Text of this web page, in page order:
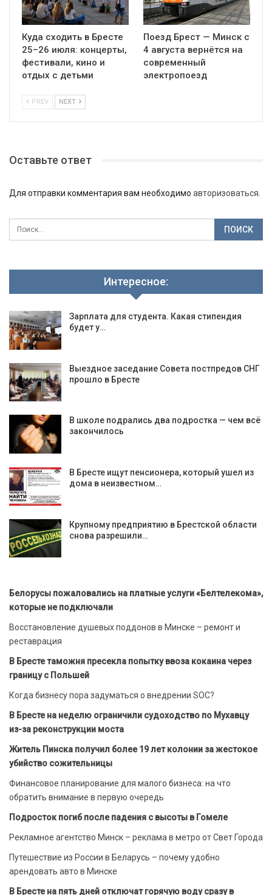
Куда сходить в Бресте
25–26 июля: концерты,
фестивали, кино и
отдых с детьми
Поезд Брест — Минск с
4 августа вернётся на
современный
электропоезд
PREV NEXT
Оставьте ответ
Для отправки комментария вам необходимо авторизоваться
Интересное:
Зарплата для студента. Какая стипендия
будет у…
Выездное заседание Совета постпредов СНГ
прошло в Бресте
В школе подрались два подростка — чем всё
закончилось
В Бресте ищут пенсионера, который ушел из
дома в неизвестном…
Крупному предприятию в Брестской области
снова разрешили…
Белорусы пожаловались на платные услуги «Белтелекома»,
которые не подключали
Восстановление душевых поддонов в Минске – ремонт и
реставрация
В Бресте таможня пресекла попытку ввоза кокаина через
границу с Польшей
Когда бизнесу пора задуматься о внедрении SOC?
В Бресте на неделю ограничили судоходство по Мухавцу
из-за реконструкции моста
Житель Пинска получил более 19 лет колонии за жестокое
убийство сожительницы
Финансовое планирование для малого бизнеса: на что
обратить внимание в первую очередь
Подросток погиб после падения с высоты в Гомеле
Рекламное агентство Минск – реклама в метро от Свет Города
Путешествие из России в Беларусь – почему удобно
арендовать авто в Минске
В Бресте на пять дней отключат горячую воду сразу в